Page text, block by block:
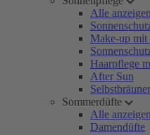
Alle anzeigen
Make-up
Haarpflege
After Sun
Selbstbräuner
Sommerdüfte
Alle anzeigen
Damendüfte